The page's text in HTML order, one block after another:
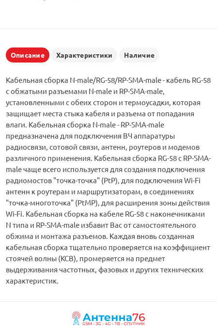
Описание Характеристики Наличие
Кабельная сборка N-male/RG-58/RP-SMA-male - кабель RG-58
с обжатыми разъемами N-male и RP-SMA-male,
установленными с обеих сторон и термоусадки, которая
защищает места стыка кабеля и разъема от попадания
влаги. Кабельная сборка N-male - RP-SMA-male
предназначена для подключения ВЧ аппаратуры
радиосвязи, сотовой связи, антенн, роутеров и модемов
различного применения. Кабельная сборка RG-58 с RP-SMA-
male чаще всего используется для создания подключения
радиомостов "точка-точка" (PtP), для подключения Wi-Fi
антенн к роутерам и маршрутизаторам, в соединениях
"точка-многоточка" (PtMP), для расширения зоны действия
Wi-Fi. Кабельная сборка на кабеле RG-58 с наконечниками
N типа и RP-SMA-male избавит Вас от самостоятельного
обжима и монтажа разъемов. Каждая вновь созданная
кабельная сборка тщательно проверяется на коэффициент
стоячей волны (КСВ), промеряется на предмет
выдерживания частотных, фазовых и других технических
характеристик.